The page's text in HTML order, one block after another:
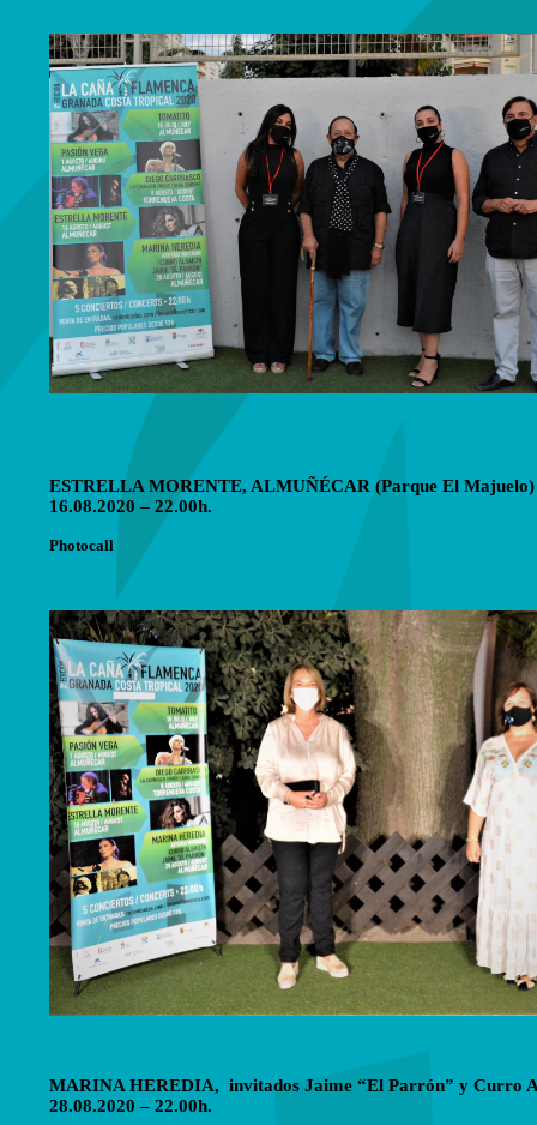
Photocall
ESTRELLA MORENTE, ALMUÑÉCAR (Parque El Majuelo)
16.08.2020 – 22.00h.
MARINA HEREDIA, invitados Jaime “El Parrón” y Curro
28.08.2020 – 22.00h.